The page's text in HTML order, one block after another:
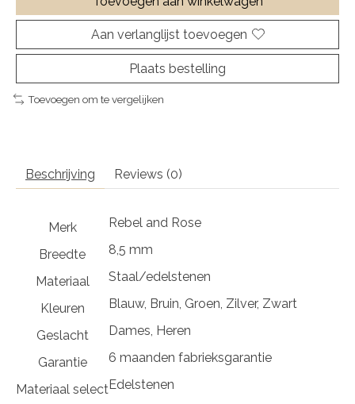
Aan verlanglijst toevoegen
Plaats bestelling
Toevoegen om te vergelijken
Beschrijving Reviews (0)
Merk Rebel and Rose
Breedte 8,5 mm
Materiaal Staal/edelstenen
Kleuren Blauw, Bruin, Groen, Zilver, Zwart
Geslacht Dames, Heren
Garantie 6 maanden fabrieksgarantie
Materiaal selectEdelstenen